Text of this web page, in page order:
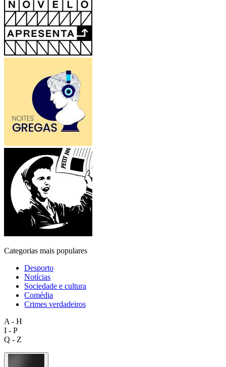
Categorias mais populares
Desporto
Notícias
Sociedade e cultura
Comédia
Crimes verdadeiros
A - H
I - P
Q - Z